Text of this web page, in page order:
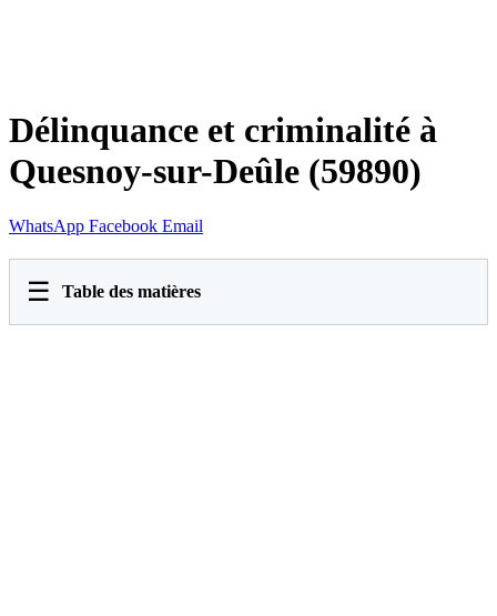
Délinquance et criminalité à
Quesnoy-sur-Deûle (59890)
WhatsApp Facebook Email
☰ Table des matières